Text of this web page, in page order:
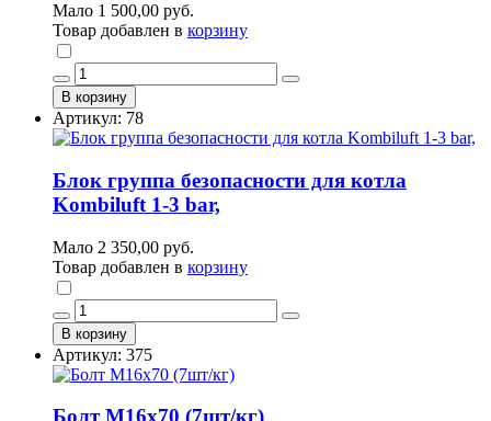
Мало 1 500,00 руб.
Товар добавлен в корзину
В корзину
Артикул: 78
Блок группа безопасности для котла
Kombiluft 1-3 bar,
Мало 2 350,00 руб.
Товар добавлен в корзину
В корзину
Артикул: 375